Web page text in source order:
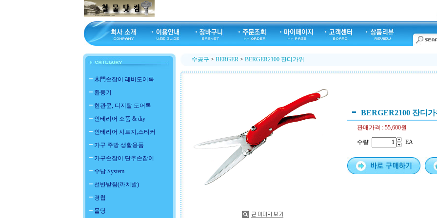
木門손잡이 레버도어록
환풍기
현관문, 디지탈 도어록
인테리어 소품 & diy
인테리어 시트지,스티커
가구 주방 생활용품
가구손잡이 단추손잡이
수납 System
선반받침(까치발)
경첩
몰딩
수공구 > BERGER > BERGER2100 잔디가위
BERGER2100 잔디가
판매가격 : 55,600원
수량 EA